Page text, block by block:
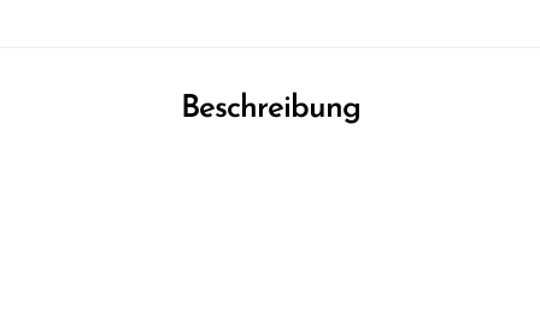
Beschreibung